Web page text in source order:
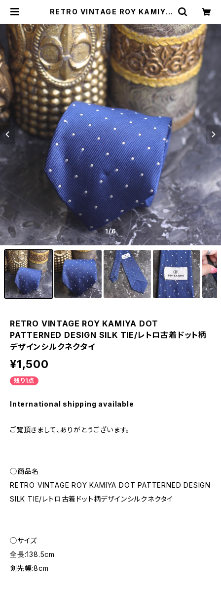
RETRO VINTAGE ROY KAMIYA
TIE/レトロ古着ドット柄デザインシル
クネクタイ | Titti Vintage
1/6
RETRO VINTAGE ROY KAMIYA DOT
PATTERNED DESIGN SILK TIE/レトロ古着ドット柄
デザインシルクネクタイ
¥1,500
残り1点
International shipping available
ご覧頂きまして、ありがとうございます。
◯商品名
RETRO VINTAGE ROY KAMIYA DOT PATTERNED DESIGN
SILK TIE/レトロ古着ドット柄デザインシルクネクタイ
◯サイズ
全長:138.5cm
剣先幅:8cm